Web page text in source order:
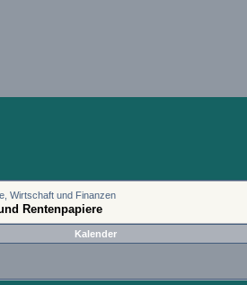
Wirtschaft und Finanzen
Rentenpapiere
Kalender